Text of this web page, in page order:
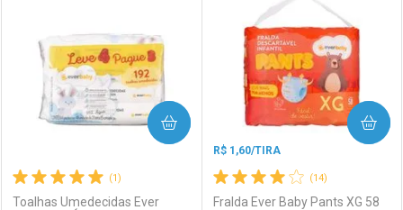
Laboratório
Por Menos Laboratório
Por Menos
(1)
Toalhas Umedecidas Ever
COMPRAR
(14)
R$ 1,60/TIRA
Fralda Ever Baby Pants XG 58
COMPRAR